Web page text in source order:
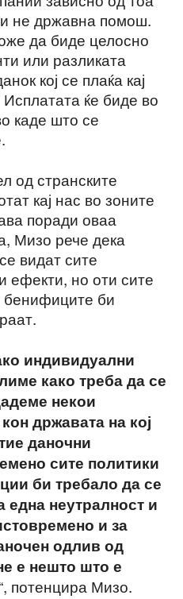
не државна помош.
да биде целосно
или разликата
кој се плаќа кај
ќе биде во
каде што се
од странските
кај нас во зоните
поради оваа
Мизо рече дека
видат сите
ефекти, но оти сите
бенифиците би
индивидуални
како треба да се
некои
државата на кој
даночни
сите политики
би требало да се
една неутралност и
и за
одлив од
е нешто што е
“, потенцира Мизо.